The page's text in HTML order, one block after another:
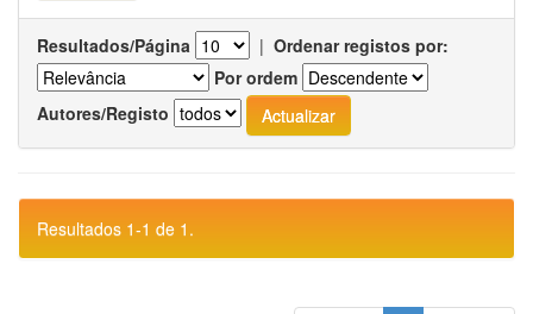
Resultados/Página | Ordenar registos por:
Por ordem
Autores/Registo
Resultados 1-1 de 1.